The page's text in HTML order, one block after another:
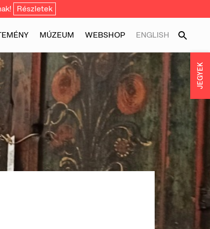
Részletek
MÚZEUM WEBSHOP ENGLISH
JEGYEK